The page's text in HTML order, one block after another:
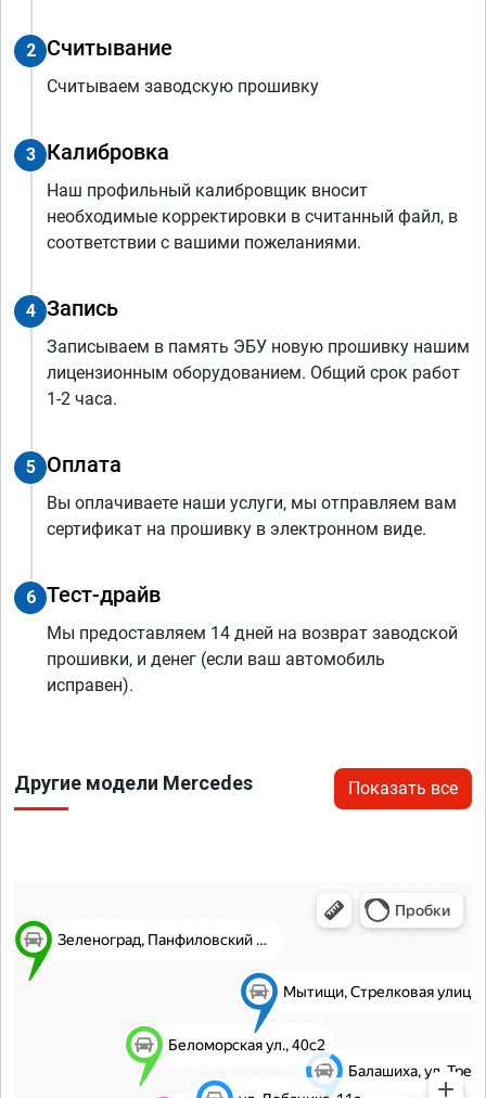
2 Считывание
Считываем заводскую прошивку
3 Калибровка
Наш профильный калибровщик вносит
необходимые корректировки в считанный файл, в
соответствии с вашими пожеланиями.
4 Запись
Записываем в память ЭБУ новую прошивку нашим
лицензионным оборудованием. Общий срок работ
1-2 часа.
5 Оплата
Вы оплачиваете наши услуги, мы отправляем вам
сертификат на прошивку в электронном виде.
6 Тест-драйв
Мы предоставляем 14 дней на возврат заводской
прошивки, и денег (если ваш автомобиль
исправен).
Другие модели Mercedes Показать все